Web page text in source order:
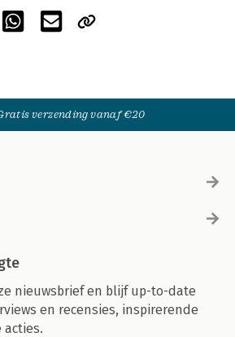
verzending vanaf €20
nieuwsbrief en blijf up-to-date
en recensies, inspirerende
acties.